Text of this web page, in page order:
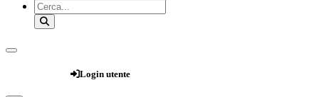
Login utente